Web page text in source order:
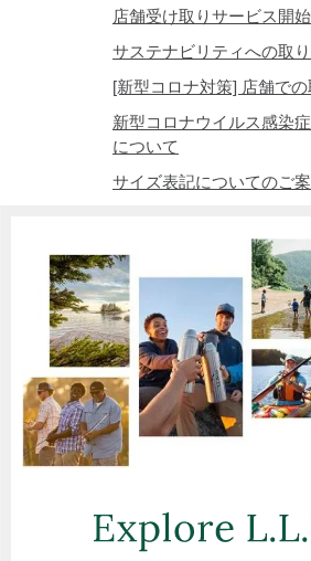
店舗受け取りサービス開
サステナビリティへの取
[新型コロナ対策] 店舗で
新型コロナウイルス感染
について
サイズ表記についてのご